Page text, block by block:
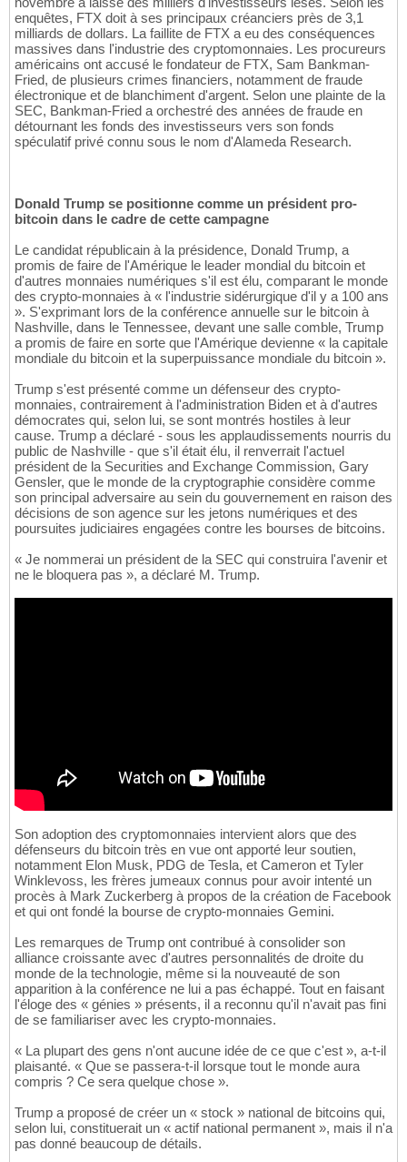
enquêtes, FTX doit à ses principaux créanciers près de 3,1
milliards de dollars. La faillite de FTX a eu des conséquences
massives dans l'industrie des cryptomonnaies. Les procureurs
américains ont accusé le fondateur de FTX, Sam Bankman-
Fried, de plusieurs crimes financiers, notamment de fraude
électronique et de blanchiment d'argent. Selon une plainte de la
SEC, Bankman-Fried a orchestré des années de fraude en
détournant les fonds des investisseurs vers son fonds
spéculatif privé connu sous le nom d'Alameda Research.
Donald Trump se positionne comme un président pro-
bitcoin dans le cadre de cette campagne
Le candidat républicain à la présidence, Donald Trump, a
promis de faire de l'Amérique le leader mondial du bitcoin et
d'autres monnaies numériques s'il est élu, comparant le monde
des crypto-monnaies à « l'industrie sidérurgique d'il y a 100 ans
». S'exprimant lors de la conférence annuelle sur le bitcoin à
Nashville, dans le Tennessee, devant une salle comble, Trump
a promis de faire en sorte que l'Amérique devienne « la capitale
mondiale du bitcoin et la superpuissance mondiale du bitcoin ».
Trump s'est présenté comme un défenseur des crypto-
monnaies, contrairement à l'administration Biden et à d'autres
démocrates qui, selon lui, se sont montrés hostiles à leur
cause. Trump a déclaré - sous les applaudissements nourris du
public de Nashville - que s'il était élu, il renverrait l'actuel
président de la Securities and Exchange Commission, Gary
Gensler, que le monde de la cryptographie considère comme
son principal adversaire au sein du gouvernement en raison des
décisions de son agence sur les jetons numériques et des
poursuites judiciaires engagées contre les bourses de bitcoins.
« Je nommerai un président de la SEC qui construira l'avenir et
ne le bloquera pas », a déclaré M. Trump.
Son adoption des cryptomonnaies intervient alors que des
défenseurs du bitcoin très en vue ont apporté leur soutien,
notamment Elon Musk, PDG de Tesla, et Cameron et Tyler
Winklevoss, les frères jumeaux connus pour avoir intenté un
procès à Mark Zuckerberg à propos de la création de Facebook
et qui ont fondé la bourse de crypto-monnaies Gemini.
Les remarques de Trump ont contribué à consolider son
alliance croissante avec d'autres personnalités de droite du
monde de la technologie, même si la nouveauté de son
apparition à la conférence ne lui a pas échappé. Tout en faisant
l'éloge des « génies » présents, il a reconnu qu'il n'avait pas fini
de se familiariser avec les crypto-monnaies.
« La plupart des gens n'ont aucune idée de ce que c'est », a-t-il
plaisanté. « Que se passera-t-il lorsque tout le monde aura
compris ? Ce sera quelque chose ».
Trump a proposé de créer un « stock » national de bitcoins qui,
selon lui, constituerait un « actif national permanent », mais il n'a
pas donné beaucoup de détails.